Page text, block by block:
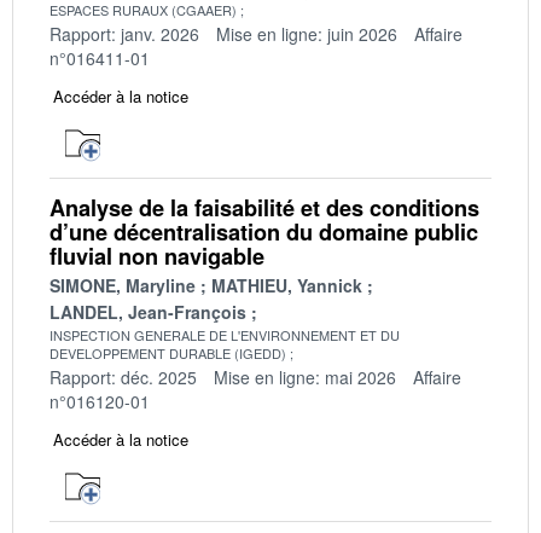
ESPACES RURAUX (CGAAER)
Rapport: janv. 2026 Mise en ligne: juin 2026
Affaire
n°016411-01
Accéder à la notice
Analyse de la faisabilité et des conditions
d’une décentralisation du domaine public
fluvial non navigable
SIMONE, Maryline
MATHIEU, Yannick
LANDEL, Jean-François
INSPECTION GENERALE DE L'ENVIRONNEMENT ET DU
DEVELOPPEMENT DURABLE (IGEDD)
Rapport: déc. 2025 Mise en ligne: mai 2026
Affaire
n°016120-01
Accéder à la notice